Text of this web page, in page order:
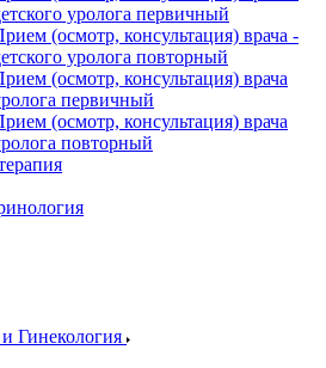
уролога первичный
(осмотр, консультация) врача -
уролога повторный
(осмотр, консультация) врача
первичный
(осмотр, консультация) врача
повторный
Гинекология